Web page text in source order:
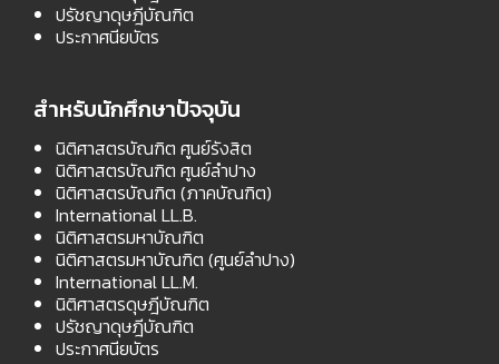
ปรัชญาดุษฎีบัณฑิต
ประกาศนียบัตร
สำหรับนักศึกษาปัจจุบัน
นิติศาสตรบัณฑิต ศูนย์รังสิต
นิติศาสตรบัณฑิต ศูนย์ลำปาง
นิติศาสตรบัณฑิต (ภาคบัณฑิต)
International LL.B.
นิติศาสตรมหาบัณฑิต
นิติศาสตรมหาบัณฑิต (ศูนย์ลำปาง)
International LL.M.
นิติศาสตรดุษฎีบัณฑิต
ปรัชญาดุษฎีบัณฑิต
ประกาศนียบัตร